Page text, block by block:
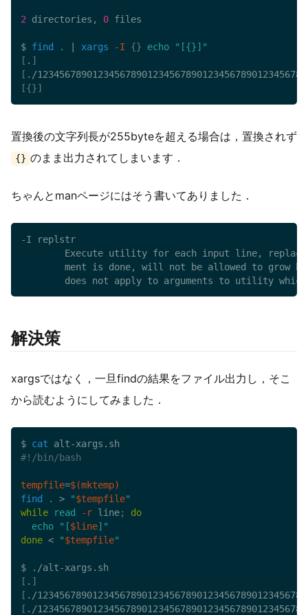
2 directories, 0 files
$ find . xargs -I {} echo
"[{}]"
[ . ]
[ ./
[{}]
置換後の文字列長が255byteを超える場合は，置換されず
{} のまま出力されてしまいます．
ちゃんとmanページにはそう書いてありました．
-I replstr
Execute utility for each input line,
ment is done, will not be allowed to grow
does not apply to arguments to utility
解決策
xargsではなく，一旦findの結果をファイル出力し，そこ
から読むようにしてみました．
$ cat
alt-xargs.sh
#!/bin/bash
tempfile=$(mktemp)
find
. > "$tempfile"
while
read -r line;
do
echo
"[$line]"
done < "$tempfile"
$ ./alt-xargs.sh
[ . ]
[ ./
[ ./